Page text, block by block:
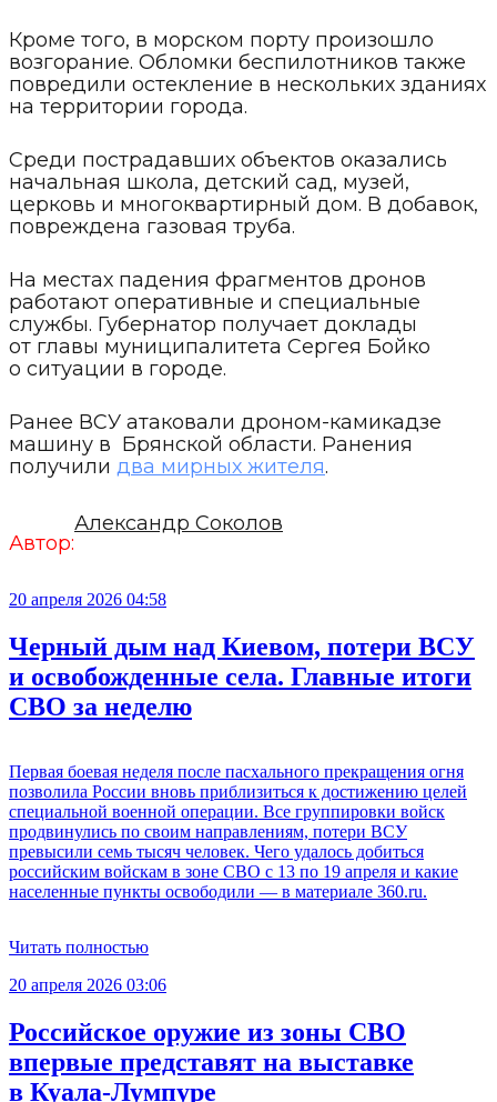
Кроме того, в морском порту произошло
возгорание. Обломки беспилотников также
повредили остекление в нескольких зданиях
на территории города.
Среди пострадавших объектов оказались
начальная школа, детский сад, музей,
церковь и многоквартирный дом. В добавок,
повреждена газовая труба.
На местах падения фрагментов дронов
работают оперативные и специальные
службы. Губернатор получает доклады
от главы муниципалитета Сергея Бойко
о ситуации в городе.
Ранее ВСУ атаковали дроном-камикадзе
машину в Брянской области. Ранения
получили два мирных жителя.
Автор:
Александр Соколов
20 апреля 2026 04:58
Черный дым над Киевом, потери ВСУ
и освобожденные села. Главные итоги
СВО за неделю
Первая боевая неделя после пасхального прекращения огня
позволила России вновь приблизиться к достижению целей
специальной военной операции. Все группировки войск
продвинулись по своим направлениям, потери ВСУ
превысили семь тысяч человек. Чего удалось добиться
российским войскам в зоне СВО с 13 по 19 апреля и какие
населенные пункты освободили — в материале 360.ru.
Читать полностью
20 апреля 2026 03:06
Российское оружие из зоны СВО
впервые представят на выставке
в Куала-Лумпуре